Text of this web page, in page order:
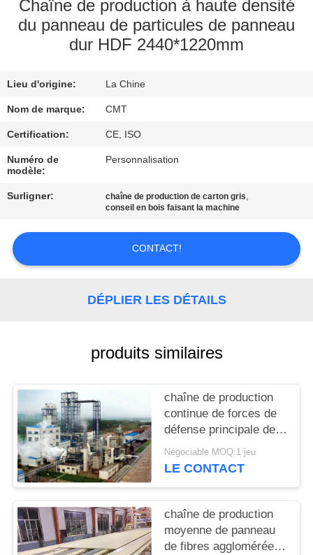
VISITE
CONTRÔLE
DE
QUALITÉ
NOUS
CONTACTER
BLOGS
PLAN
SITE
PRIVACY
POLICY
Chaîne de production à haute densité
du panneau de particules de panneau
dur HDF 2440*1220mm
Lieu d'origine: La Chine
Nom de marque: CMT
Certification: CE, ISO
Numéro de
modèle:
Personnalisation
Surligner: chaîne de production de carton gris,
conseil en bois faisant la machine
CONTACT!
DÉPLIER LES DÉTAILS
produits similaires
chaîne de production
continue de forces de
défense principale de
presse des pieds 4x8
(panneau de fibres
Négociable MOQ:1 jeu
LE CONTACT
chaîne de production
moyenne de panneau
de fibres agglomérées